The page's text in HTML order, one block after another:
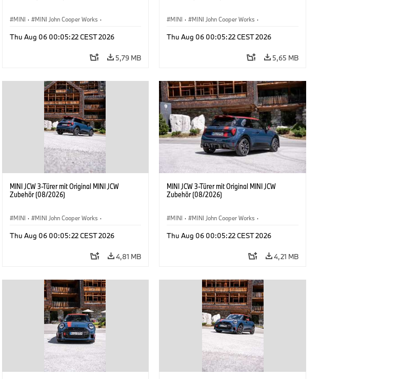
MINI · MINI John Cooper Works ·
Sonderausstattungen, Zubehör
Thu Aug 06 00:05:22 CEST 2026
5,79 MB
MINI · MINI John Cooper Works ·
Sonderausstattungen, Zubehör
Thu Aug 06 00:05:22 CEST 2026
5,65 MB
MINI JCW 3-Türer mit Original MINI JCW
Zubehör (08/2026)
MINI · MINI John Cooper Works ·
Sonderausstattungen, Zubehör
Thu Aug 06 00:05:22 CEST 2026
4,81 MB
MINI JCW 3-Türer mit Original MINI JCW
Zubehör (08/2026)
MINI · MINI John Cooper Works ·
Sonderausstattungen, Zubehör
Thu Aug 06 00:05:22 CEST 2026
4,21 MB